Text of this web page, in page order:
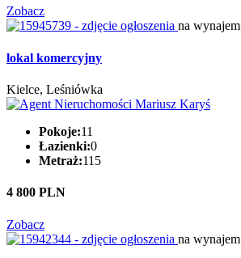
Zobacz
na wynajem
lokal komercyjny
Kielce, Leśniówka
Pokoje:11
Łazienki:0
Metraż:115
4 800 PLN
Zobacz
na wynajem